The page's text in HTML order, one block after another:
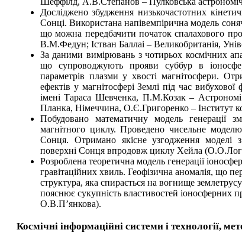
Досліджено збудження низькочастотних
Сонці. Використана напівемпірична модель
що можна передбачити початок спалахового
В.М.Федун; Істван Баллаі – Великобританія,
За даними вимірювань з чотирьох космічних
що супроводжують прояви суббур в
параметрів плазми у хвості магнітосфери.
ефектів у магнітосфері Землі під час
імені Тараса Шевченка, П.М.Козак –
Планка, Німеччина, О.Є.Григоренко – Інститут
Побудовано математичну модель генерації
магнітного циклу. Проведено чисельне
Сонця. Отримано якісне узгодження моделі
поверхні Сонця впродовж циклу Хейла
Розроблена теоретична модель генерації
гравітаційних хвиль. Геофізична аномалія, що
структура, яка спирається на вогнище
пояснює сукупність властивостей іоносферних
О.В.П’янкова).
Космічні інформаційні системи і технології,